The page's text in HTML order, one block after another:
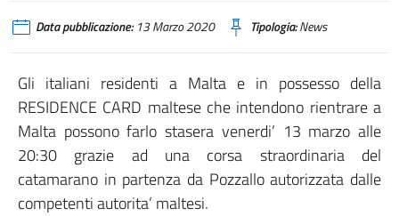
Data pubblicazione:13 Marzo 2020 Tipologia:News
Gli italiani residenti a Malta e in possesso della
RESIDENCE CARD maltese che intendono rientrare a
Malta possono farlo stasera venerdi’ 13 marzo alle
20:30 grazie ad una corsa straordinaria del
catamarano in partenza da Pozzallo autorizzata dalle
competenti autorita’ maltesi.